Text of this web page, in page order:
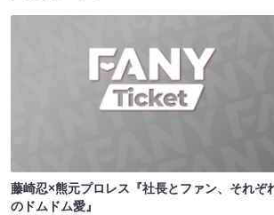
藤崎忍×熊元プロレス『社長とファン、それぞ
のドムドム愛』